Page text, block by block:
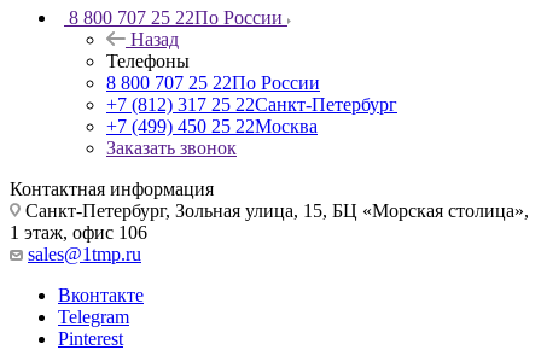
8 800 707 25 22По России
Назад
Телефоны
8 800 707 25 22По России
+7 (812) 317 25 22Санкт-Петербург
+7 (499) 450 25 22Москва
Заказать звонок
Контактная информация
Санкт-Петербург, Зольная улица, 15, БЦ «Морская столица»,
1 этаж, офис 106
sales@1tmp.ru
Вконтакте
Telegram
Pinterest